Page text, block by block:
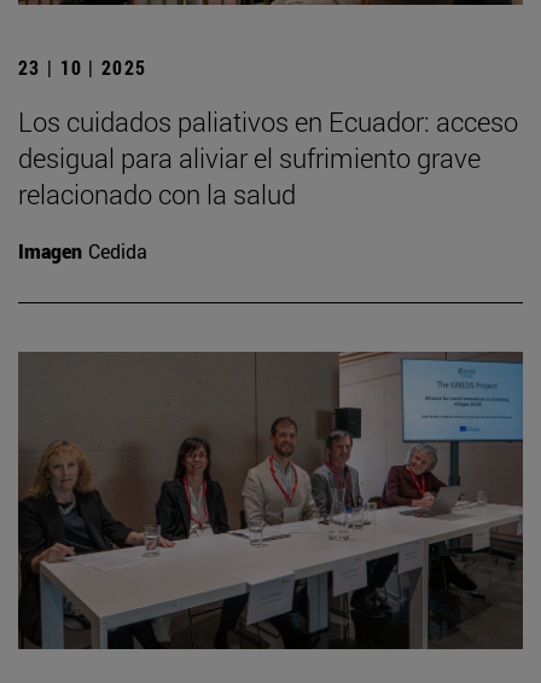
23 | 10 | 2025
Los cuidados paliativos en Ecuador: acceso
desigual para aliviar el sufrimiento grave
relacionado con la salud
Imagen Cedida